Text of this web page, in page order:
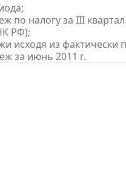
по налогу за III квартал
РФ);
исходя из фактически
за июнь 2011 г.